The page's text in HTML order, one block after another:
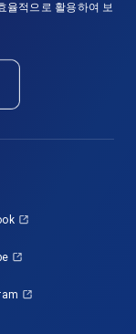
율적으로 활용하여 보